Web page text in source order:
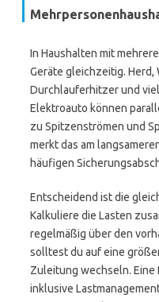
In Haushalten mit
Geräte gleichzeitig. Herd,
Durchlauferhitzer und
Elektroauto können
zu Spitzenströmen und
merkt das am
häufigen
Entscheidend ist die
Kalkuliere die Lasten
regelmäßig über den
solltest du auf eine
Zuleitung wechseln.
inklusive